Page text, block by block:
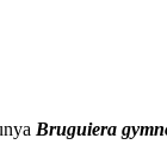
Bruguiera